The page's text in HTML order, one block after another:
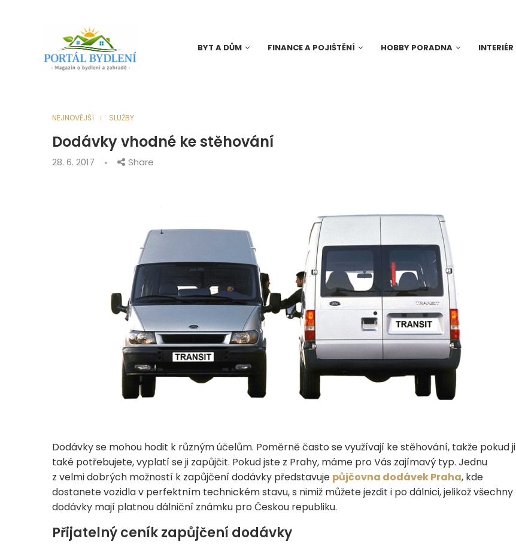
BYT A DŮM FINANCE A POJIŠTĚNÍ HOBBY PORADNA INTERIÉR
NEJNOVĚJŠÍ SLUŽBY
Dodávky vhodné ke stěhování
28. 6. 2017 Share
Dodávky se mohou hodit k různým účelům. Poměrně často se využívají ke stěhování, takže pokud ji
také potřebujete, vyplatí se ji zapůjčit. Pokud jste z Prahy, máme pro Vás zajímavý typ. Jednu
z velmi dobrých možností k zapůjčení dodávky představuje půjčovna dodávek Praha, kde
dostanete vozidla v perfektním technickém stavu, s nimiž můžete jezdit i po dálnici, jelikož všechny
dodávky mají platnou dálniční známku pro Českou republiku.
Přijatelný ceník zapůjčení dodávky